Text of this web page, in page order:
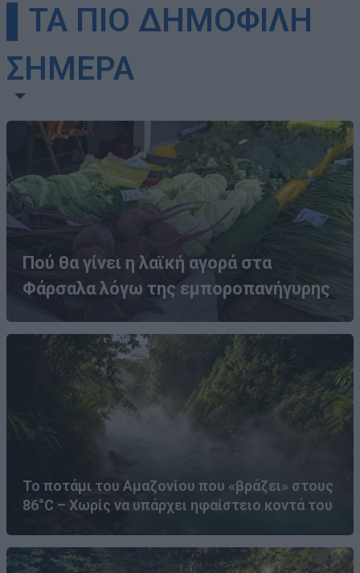
▌ΤΑ ΠΙΟ ΔΗΜΟΦΙΛΗ
ΣΗΜΕΡΑ
Πού θα γίνει η λαϊκή αγορά στα
Φάρσαλα λόγω της εμποροπανήγυρης
Το ποτάμι του Αμαζονίου που «βράζει» στους
86°C – Χωρίς να υπάρχει ηφαίστειο κοντά του